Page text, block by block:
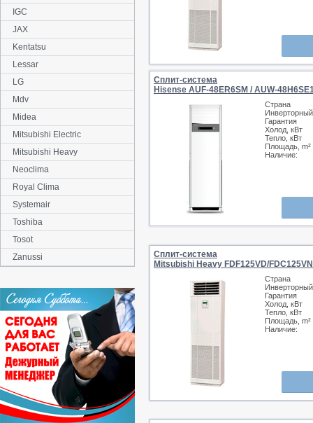
Сплит-система
Hisense AUF-48ER6SM / AUW-
Страна
Инверторный
Гарантия
Холод, кВт
Тепло, кВт
Площадь, m²
Наличие:
Сплит-система
Mitsubishi Heavy FDF125VD/
Страна
Инверторный
Гарантия
Холод, кВт
Тепло, кВт
Площадь, m²
Наличие:
IGC
JAX
Kentatsu
Lessar
LG
Mdv
Midea
Mitsubishi Electric
Mitsubishi Heavy
Neoclima
Royal Clima
Systemair
Toshiba
Tosot
Zanussi